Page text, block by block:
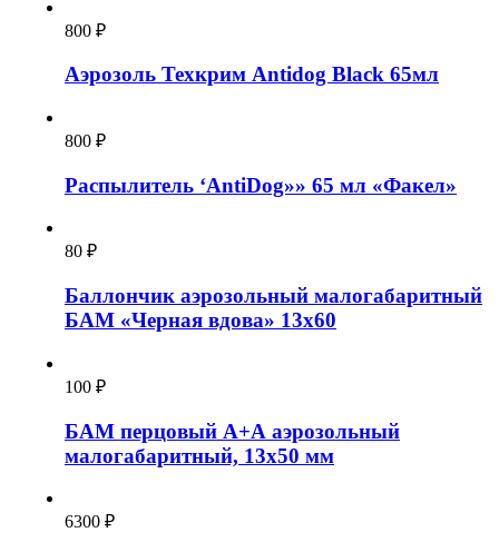
800 ₽
Аэрозоль Техкрим Antidog Black 65мл
800 ₽
Распылитель ‘AntiDog»» 65 мл «Факел»
80 ₽
Баллончик аэрозольный малогабаритный
БАМ «Черная вдова» 13х60
100 ₽
БАМ перцовый А+А аэрозольный
малогабаритный, 13х50 мм
6300 ₽